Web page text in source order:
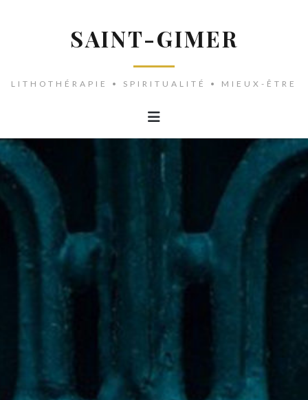
SAINT-GIMER
LITHOTHÉRAPIE • SPIRITUALITÉ • MIEUX-ÊTRE